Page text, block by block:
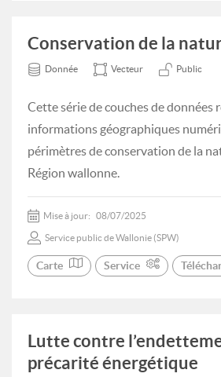
Conservation de la
Donnée Vecteur Public
Cette série de couches de données
informations géographiques
périmètres de conservation de la
Région wallonne.
Mise à jour: 08/07/2025
Service public de Wallonie (SPW)
Carte Service
Lutte contre
précarité énergétique